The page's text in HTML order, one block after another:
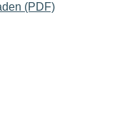
(PDF)